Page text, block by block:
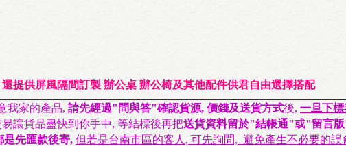
還提供屏風隔間訂製 辦公桌 辦公椅及其他配件供君自由選擇搭配
我家的產品, 請先經過"問與答"確認貨源, 價錢及送貨方式後, 一旦下
讓貨品盡快到你手中, 等結標後再把送貨資料留於"結帳通"或"留言
是先匯款後寄, 但若是台南市區的客人, 可先詢問, 避免產生不必要的誤